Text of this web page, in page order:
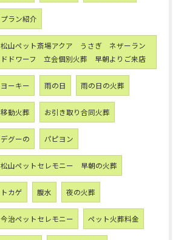
プラン紹介
松山ペット斎場アクア うさぎ ネザーラン
ドドワーフ 立会個別火葬 早朝よりご来店
ヨーキー 雨の日 雨の日の火葬
移動火葬 お引き取り合同火葬
デグーの パピヨン
松山ペットセレモニー 早朝の火葬
トカゲ 腹水 夜の火葬
今治ペットセレモニー ペット火葬料金